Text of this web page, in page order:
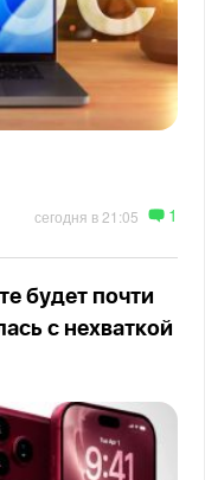
сегодня в 21:05 1
будет почти
с нехваткой